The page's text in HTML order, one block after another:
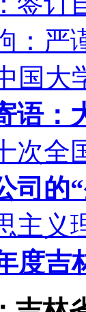
：严
国大
语：
次全
司的
主义
度吉